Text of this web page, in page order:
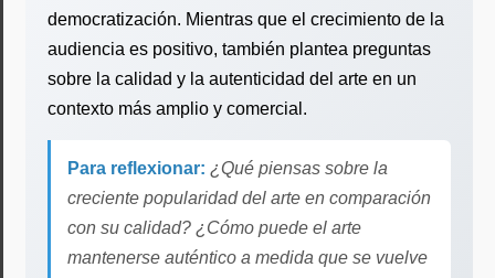
democratización. Mientras que el crecimiento de la
audiencia es positivo, también plantea preguntas
sobre la calidad y la autenticidad del arte en un
contexto más amplio y comercial.
Para reflexionar: ¿Qué piensas sobre la
creciente popularidad del arte en comparación
con su calidad? ¿Cómo puede el arte
mantenerse auténtico a medida que se vuelve